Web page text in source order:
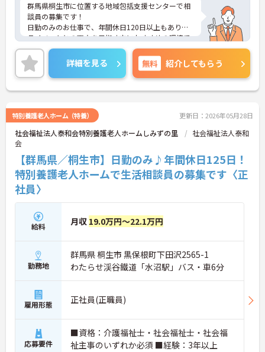
群馬県桐生市に位置する地域包括支援センターで相
談員の募集です！
日勤のみのお仕事で、年間休日120日以上もありプ
ライベートとの両立を目指す方におすすめの環境で
す◎マイカーでの通勤もOK！昇給や賞与制度があ
り、頑張りが評価されてしっかりと還元されます。
さらに各種手当もあるのは嬉しいポイントです◎
こちらの求人にご興味がございましたら面接のポイ
ントもお伝えしますので是非ご応募お待ちしており
詳細を見る 無料 紹介してもらう
特別養護老人ホーム（特養） 更新日：2026年05月28日
社会福祉法人泰和会特別養護老人ホームしみずの里
社会福祉法人泰和
会
【群馬県／桐生市】日勤のみ♪年間休日125日！
特別養護老人ホームで生活相談員の募集です〈正
社員〉
給料 月収 19.0万円～22.1万円
勤務地
群馬県 桐生市 黒保根町下田沢2565-1
わたらせ渓谷鐵道「水沼駅」バス・車6分
雇用形態 正社員(正職員)
応募要件
■資格：介護福祉士・社会福祉士・社会福
祉主事のいずれか必須 ■経験：3年以上